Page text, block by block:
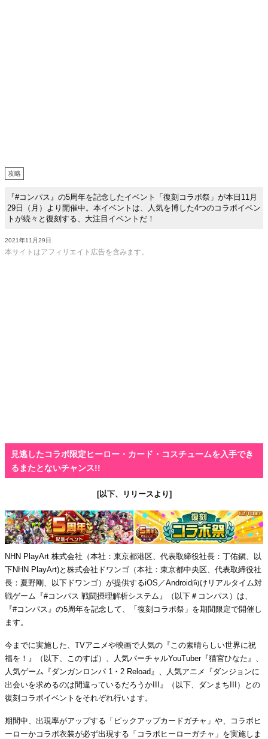
攻略
『#コンパス』の5周年を記念したイベント「復刻コラボ祭」が本日11月
29日（月）より開催中。本イベントは、人気を博した4つのコラボイベン
トが続々と復刻する、大注目イベントだ！
2021年11月29日
本サイトはアフィリエイト広告を含みます。
見逃したコラボ限定ヒーロー・カード・コスチュームを入手でき
るまたとないチャンス!!
[以下、リリースより]
NHN PlayArt 株式会社（本社：東京都港区、代表取締役社長：丁佑鎭、以
下NHN PlayArt)と株式会社ドワンゴ（本社：東京都中央区、代表取締役社
長：夏野剛、以下ドワンゴ）が提供するiOS／Android向けリアルタイム対
戦ゲーム『#コンパス 戦闘摂理解析システム』（以下＃コンパス）は、
『#コンパス』の5周年を記念して、「復刻コラボ祭」を期間限定で開催し
ます。
今までに実施した、TVアニメや映画で人気の『この素晴らしい世界に祝
福を！』（以下、このすば）、人気バーチャルYouTuber『猫宮ひなた』、
人気ゲーム『ダンガンロンパ 1・2 Reload』、人気アニメ『ダンジョンに
出会いを求めるのは間違っているだろうかIII』（以下、ダンまちIII）との
復刻コラボイベントをそれぞれ行います。
期間中、出現率がアップする「ピックアップカードガチャ」や、コラボヒ
ーローかコラボ衣装が必ず出現する「コラボヒーローガチャ」を実施しま